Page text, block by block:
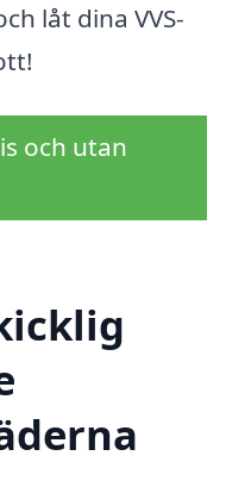
låt dina VVS-
och utan